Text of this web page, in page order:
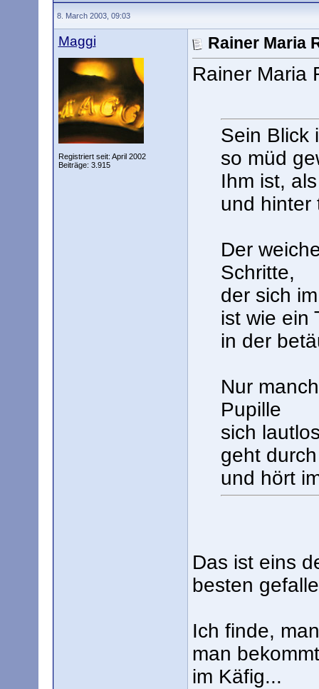
8. March 2003, 09:03
Maggi
Registriert seit: April 2002
Beiträge: 3.915
Rainer Maria
Rainer Maria
Sein Blick
so müd
Ihm ist,
und hinter
Der
Schritte,
der sich
ist wie ein
in der
Nur
Pupille
sich
geht
und hört
Das ist eins
besten
Ich finde,
man
im Käfig...